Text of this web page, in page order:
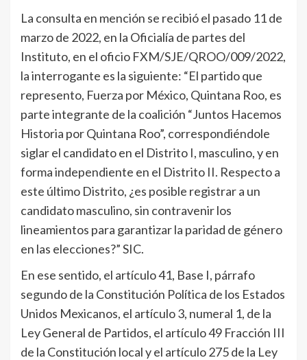
La consulta en mención se recibió el pasado 11 de
marzo de 2022, en la Oficialía de partes del
Instituto, en el oficio FXM/SJE/QROO/009/2022,
la interrogante es la siguiente: “El partido que
represento, Fuerza por México, Quintana Roo, es
parte integrante de la coalición “Juntos Hacemos
Historia por Quintana Roo”, correspondiéndole
siglar el candidato en el Distrito I, masculino, y en
forma independiente en el Distrito II. Respecto a
este último Distrito, ¿es posible registrar a un
candidato masculino, sin contravenir los
lineamientos para garantizar la paridad de género
en las elecciones?” SIC.
En ese sentido, el artículo 41, Base I, párrafo
segundo de la Constitución Política de los Estados
Unidos Mexicanos, el artículo 3, numeral 1, de la
Ley General de Partidos, el artículo 49 Fracción III
de la Constitución local y el artículo 275 de la Ley